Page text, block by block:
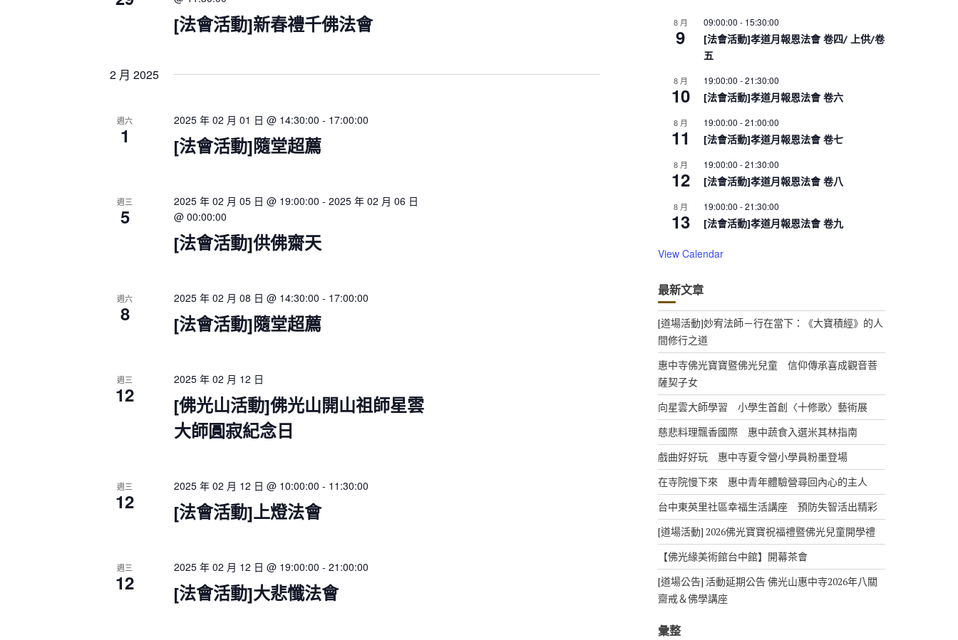
g
o
n
t
w
[法會活動]新春禮千佛法會
2 月 2025
週六
1 [法會活動]隨堂超薦
2025 年 02 月 01 日 @ 14:30:00 - 17:00:00
週三
5
[法會活動]供佛齋天
2025 年 02 月 05 日 @ 19:00:00 - 2025 年 02 月 06 日
@ 00:00:00
週六
8 [法會活動]隨堂超薦
2025 年 02 月 08 日 @ 14:30:00 - 17:00:00
週三
12
[佛光山活動]佛光山開山祖師星雲
大師圓寂紀念日
2025 年 02 月 12 日
週三
12 [法會活動]上燈法會
2025 年 02 月 12 日 @ 10:00:00 - 11:30:00
週三
12 [法會活動]大悲懺法會
2025 年 02 月 12 日 @ 19:00:00 - 21:00:00
8 月
9
09:00:00 - 15:30:00
[法會活動]孝道月報恩法會 卷四/ 上供/卷
五
8 月
10
19:00:00 -21:30:00
[法會活動]孝道月報恩法會 卷六
8 月
11
19:00:00 -21:00:00
[法會活動]孝道月報恩法會 卷七
8 月
12
19:00:00 -21:30:00
[法會活動]孝道月報恩法會 卷八
8 月
13
19:00:00 -21:30:00
[法會活動]孝道月報恩法會 卷九
View Calendar
最新文章
[道場活動]妙宥法師－行在當下：《大寶積經》的人
間修行之道
惠中寺佛光寶寶暨佛光兒童 信仰傳承喜成觀音菩
薩契子女
向星雲大師學習 小學生首創〈十修歌〉藝術展
慈悲料理飄香國際 惠中蔬食入選米其林指南
戲曲好好玩 惠中寺夏令營小學員粉墨登場
在寺院慢下來 惠中青年體驗營尋回內心的主人
台中東英里社區幸福生活講座 預防失智活出精彩
[道場活動] 2026佛光寶寶祝福禮暨佛光兒童開學禮
【佛光緣美術館台中館】開幕茶會
[道場公告] 活動延期公告 佛光山惠中寺2026年八關
齋戒＆佛學講座
彙整